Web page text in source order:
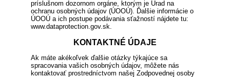
príslušnom dozornom orgáne, ktorým je Úrad na
ochranu osobných údajov (ÚOOÚ). Ďalšie informácie o
ÚOOÚ a ich postupe podávania sťažností nájdete tu:
www.dataprotection.gov.sk.
KONTAKTNÉ ÚDAJE
Ak máte akékoľvek ďalšie otázky týkajúce sa
spracovania vašich osobných údajov, môžete nás
kontaktovať prostredníctvom našej Zodpovednej osoby